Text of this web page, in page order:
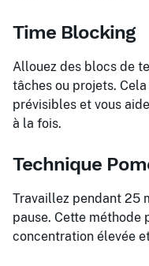
Time Blocking
Allouez des blocs de
tâches ou projets.
prévisibles et vous
à la fois.
Technique
Travaillez pendant 25
pause. Cette méthode
concentration élevée